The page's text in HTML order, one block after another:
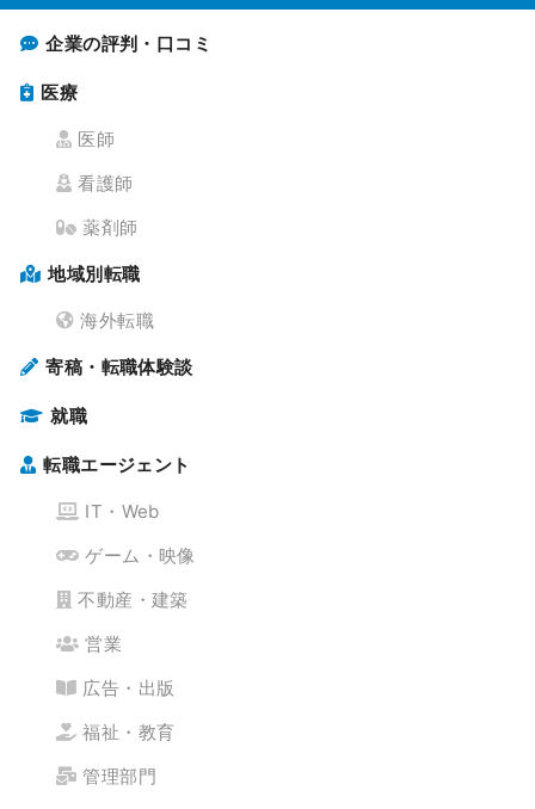
企業の評判・口コミ
医療
医師
看護師
薬剤師
地域別転職
海外転職
寄稿・転職体験談
就職
転職エージェント
IT・Web
ゲーム・映像
不動産・建築
営業
広告・出版
福祉・教育
管理部門